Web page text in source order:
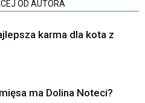
OD AUTORA
karma dla kota z
ma Dolina Noteci?